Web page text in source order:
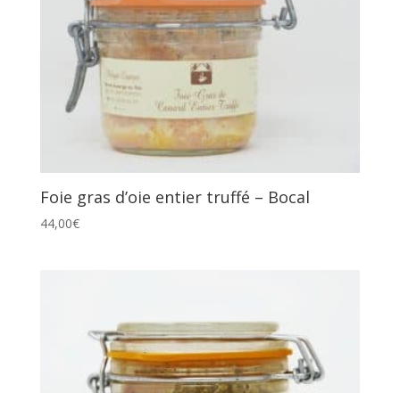
Foie gras d’oie entier truffé – Bocal
44,00€